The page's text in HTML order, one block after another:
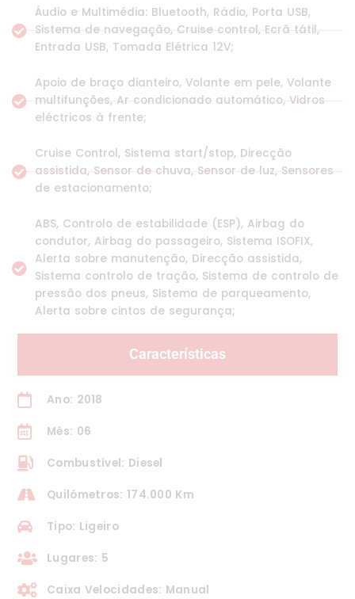
Áudio e Multimédia: Bluetooth, Rádio, Porta USB,
Sistema de navegação, Cruise control, Ecrã tátil,
Entrada USB, Tomada Elétrica 12V;
Apoio de braço dianteiro, Volante em pele, Volante
multifunções, Ar condicionado automático, Vidros
eléctricos à frente;
Cruise Control, Sistema start/stop, Direcção
assistida, Sensor de chuva, Sensor de luz, Sensores
de estacionamento;
ABS, Controlo de estabilidade (ESP), Airbag do
condutor, Airbag do passageiro, Sistema ISOFIX,
Alerta sobre manutenção, Direcção assistida,
Sistema controlo de tração, Sistema de controlo de
pressão dos pneus, Sistema de parqueamento,
Alerta sobre cintos de segurança;
Características
Ano: 2018
Mês: 06
Combustível: Diesel
Quilómetros: 174.000 Km
Tipo: Ligeiro
Lugares: 5
Caixa Velocidades: Manual